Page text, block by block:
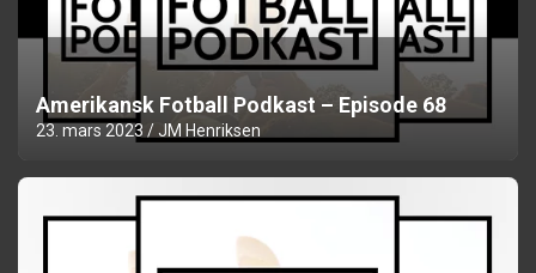
Amerikansk Fotball Podkast – Episode 68
23. mars 2023 JM Henriksen